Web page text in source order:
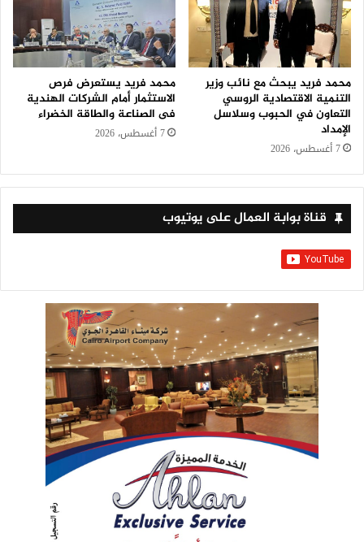
محمد فريد يبحث مع نائب وزير
التنمية الاقتصادية الروسي
التعاون في الحبوب وسلاسل
الإمداد
7 أغسطس، 2026
محمد فريد يستعرض فرص
الاستثمار أمام الشركات الهندية
فى الصناعة والطاقة الخضراء
7 أغسطس، 2026
قناة بوابة العمال على يوتيوب